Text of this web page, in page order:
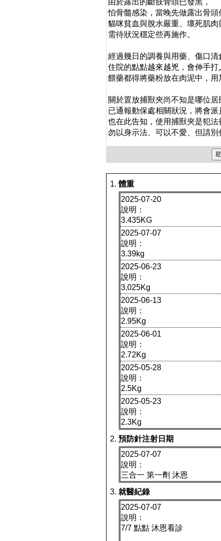
由於露出的斷肢骨頭已發黑，
怕骨髓感染，當晚先做露出骨頭
貓咪貧血與脫水嚴重、壞死肌
需待狀況穩定些再施作。
經過幾日的調養與用藥、傷口清
住院的點點越來越兇，會伸手打
餵藥都得將藥粉放在肉泥中，
關於置放捕獸夾尚不知是哪位
已通報動保處相關狀況，將會派
也在此告知，使用捕獸夾是犯法
勿以身示法、可以不愛、但請別
體重
2025-07-20
說明：
3.435KG
2025-07-07
說明：
3.39kg
2025-06-23
說明：
3.025Kg
2025-06-13
說明：
2.95Kg
2025-06-01
說明：
2.72Kg
2025-05-28
說明：
2.5Kg
2025-05-23
說明：
2.3Kg
預防針注射日期
2025-07-07
說明：
三合一 第一劑 沐恩
就醫紀錄
2025-07-07
說明：
7/7 點點 沐恩看診